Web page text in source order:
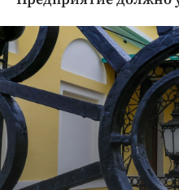
Криминал
Культура
Недвижимость и
Образование
Общество
Погода
Праздники
Происшествия